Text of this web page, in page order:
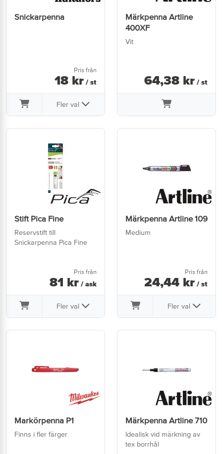
Snickarpenna
Pris från
18 kr / st
Fler val
Märkpenna Artline
400XF
Vit
64,38 kr / st
Stift Pica Fine
Reservstift till
Snickarpenna Pica Fine
Pris från
81 kr / ask
Fler val
Märkpenna Artline 109
Medium
Pris från
24,44 kr / st
Fler val
Markörpenna P1
Finns i fler färger
Märkpenna Artline 710
Idealisk vid märkning av
tex borrhål